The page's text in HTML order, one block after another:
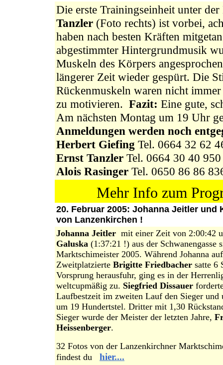
Die erste Trainingseinheit unter
Tanzler (Foto rechts) ist vorbei,
haben nach besten Kräften
abgestimmter Hintergrundmusik
Muskeln des Körpers
längerer Zeit wieder gespürt. Die
Rückenmuskeln waren nicht
zu motivieren. Fazit: Eine gute,
Am nächsten Montag um 19 Uhr
Anmeldungen werden noch
Herbert Giefing Tel. 0664 32 62
Ernst Tanzler Tel. 0664 30 40 950
Alois Rasinger Tel. 0650 86 86
Mehr Info zum
20. Februar 2005: Johanna Jeitler
von Lanzenkirchen !
Johanna Jeitler mit einer Zeit von 2:00:42
Galuska (1:37:21 !) aus der Schwanengasse
Marktschimeister 2005. Während Johanna
Zweitplatzierte Brigitte Friedbacher satte 6
Vorsprung herausfuhr, ging es in der
weltcupmäßig zu. Siegfried Dissauer
Laufbestzeit im zweiten Lauf den Sieger und
um 19 Hundertstel. Dritter mit 1,30
Sieger wurde der Meister der letzten Jahre,
Heissenberger.
32 Fotos von der Lanzenkirchner
findest du hier....